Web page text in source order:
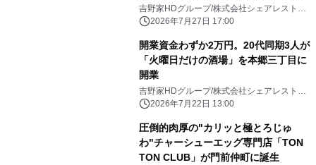
で毎週火曜限定オープン
吉野家HDグループ/株式会社シェアレストラ
ン 2026年7月27日 17:00
開業資金わずか2万円。20代同期3人が
「火曜日だけの酒場」を本郷三丁目に
開業
吉野家HDグループ/株式会社シェアレストラ
ン 2026年7月22日 13:00
圧倒的肉厚の"カリッと極とろじゅ
わ"チャーシューエッグ専門店「TON
TON CLUB」が門前仲町に誕生